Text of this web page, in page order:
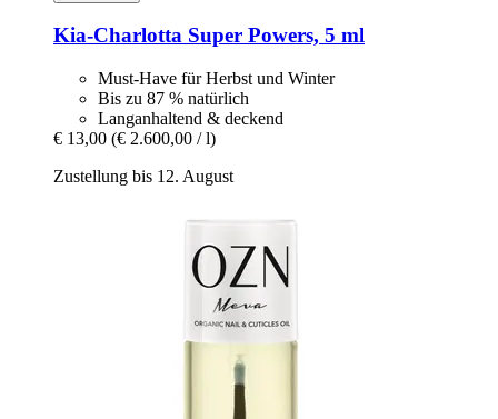
Kia-Charlotta Super Powers, 5 ml
Must-Have für Herbst und Winter
Bis zu 87 % natürlich
Langanhaltend & deckend
€ 13,00 (€ 2.600,00 / l)
Zustellung bis 12. August